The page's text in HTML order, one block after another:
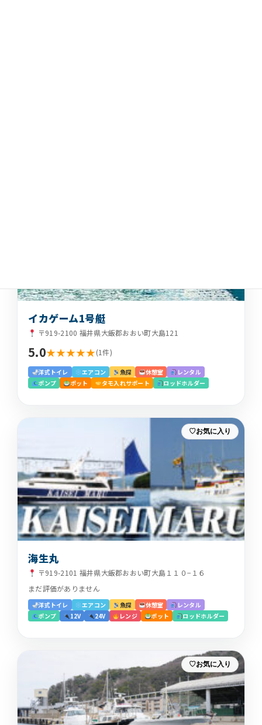
イカゲーム1号艇
〒919-2100 福井県大飯郡おおい町大島121
5.0★★★★★(1件)
洋式トイレ エアコン 魚探 休憩室
レンタル
ポンプ
ポット タモ入れサポート ロッドホルダー
お気に入り
海生丸
〒919-2101 福井県大飯郡おおい町大島１１０−１６
まだ評価がありません
洋式トイレ エアコン 魚探 休憩室
レンタル
ポンプ
12V 24V レンジ ポット ロッドホルダー
お気に入り